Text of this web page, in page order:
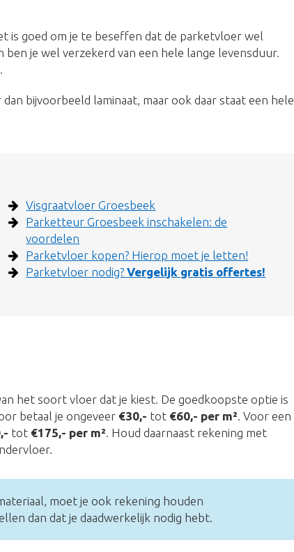
is goed om je te beseffen dat de parketvloer wel
je wel verzekerd van een hele lange levensduur.
bijvoorbeeld laminaat, maar ook daar staat een hele
Visgraatvloer Groesbeek
Parketteur Groesbeek inschakelen: de
voordelen
Parketvloer kopen? Hierop moet je letten!
Parketvloer nodig?Vergelijk gratis offertes!
het soort vloer dat je kiest. De goedkoopste optie is
betaal je ongeveer €30,- tot €60,- per m². Voor een
tot €175,- per m². Houd daarnaast rekening met
moet je ook rekening houden
dan dat je daadwerkelijk nodig hebt.